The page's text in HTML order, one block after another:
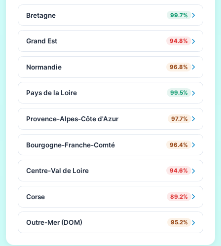
Bretagne 99.7%
Grand Est 94.8%
Normandie 96.8%
Pays de la Loire 99.5%
Provence-Alpes-Côte d'Azur 97.7%
Bourgogne-Franche-Comté 96.4%
Centre-Val de Loire 94.6%
Corse 89.2%
Outre-Mer (DOM) 95.2%